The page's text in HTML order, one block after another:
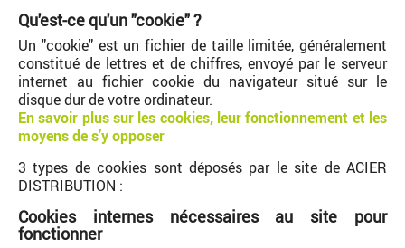
Qu'est-ce qu'un "cookie" ?
Un "cookie" est un fichier de taille limitée, généralement
constitué de lettres et de chiffres, envoyé par le serveur
internet au fichier cookie du navigateur situé sur le
disque dur de votre ordinateur.
En savoir plus sur les cookies, leur fonctionnement et les
moyens de s’y opposer
3 types de cookies sont déposés par le site de ACIER
DISTRIBUTION :
Cookies internes nécessaires au site pour
fonctionner